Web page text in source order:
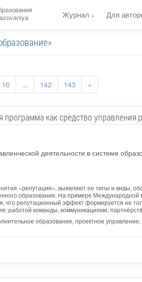
Журнал Для
10 ... 142 143 »
как средство управления
деятельности в системе
«репутация», выявляют ее типы и виды,
образования. На примере
что репутационный эффект формируется не
работой команды, коммуникациями,
образование, проектное